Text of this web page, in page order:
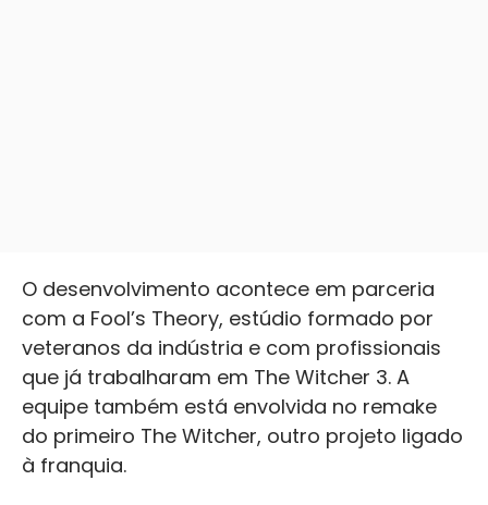
O desenvolvimento acontece em parceria
com a Fool’s Theory, estúdio formado por
veteranos da indústria e com profissionais
que já trabalharam em The Witcher 3. A
equipe também está envolvida no remake
do primeiro The Witcher, outro projeto ligado
à franquia.